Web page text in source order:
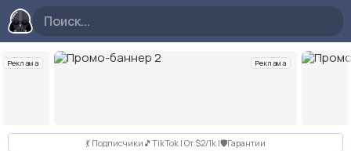
Реклама Реклама
Слайд 2 из 10
💃 Подписчики🎵TikTok | От $2/1k |🛡Гарантии